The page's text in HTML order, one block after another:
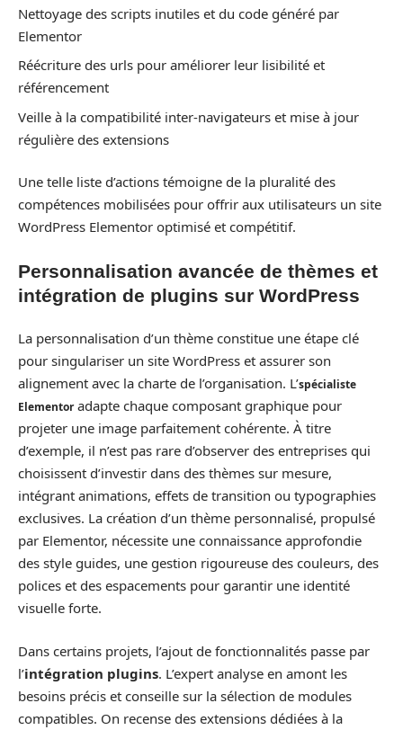
Nettoyage des scripts inutiles et du code généré par
Elementor
Réécriture des urls pour améliorer leur lisibilité et
référencement
Veille à la compatibilité inter-navigateurs et mise à jour
régulière des extensions
Une telle liste d’actions témoigne de la pluralité des
compétences mobilisées pour offrir aux utilisateurs un site
WordPress Elementor optimisé et compétitif.
Personnalisation avancée de thèmes et
intégration de plugins sur WordPress
La personnalisation d’un thème constitue une étape clé
pour singulariser un site WordPress et assurer son
alignement avec la charte de l’organisation. L’spécialiste
Elementoradapte chaque composant graphique pour
projeter une image parfaitement cohérente. À titre
d’exemple, il n’est pas rare d’observer des entreprises qui
choisissent d’investir dans des thèmes sur mesure,
intégrant animations, effets de transition ou typographies
exclusives. La création d’un thème personnalisé, propulsé
par Elementor, nécessite une connaissance approfondie
des style guides, une gestion rigoureuse des couleurs, des
polices et des espacements pour garantir une identité
visuelle forte.
Dans certains projets, l’ajout de fonctionnalités passe par
l’intégration plugins. L’expert analyse en amont les
besoins précis et conseille sur la sélection de modules
compatibles. On recense des extensions dédiées à la